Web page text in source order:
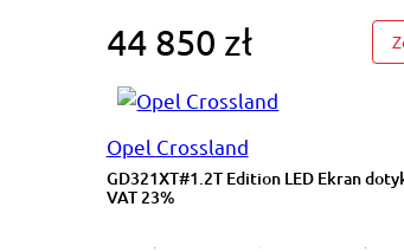
44 850 zł
Opel Crossland
GD321XT#1.2T Edition LED Ekran
VAT 23%